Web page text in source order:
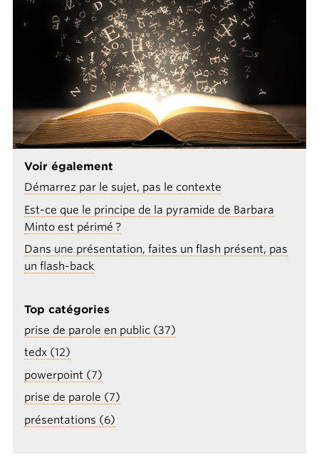
Voir également
Démarrez par le sujet, pas le contexte
Est-ce que le principe de la pyramide de Barbara
Minto est périmé ?
Dans une présentation, faites un flash présent, pas
un flash-back
Top catégories
prise de parole en public (37)
tedx (12)
powerpoint (7)
prise de parole (7)
présentations (6)